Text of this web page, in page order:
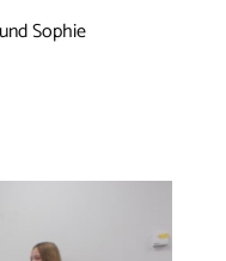
Sophie